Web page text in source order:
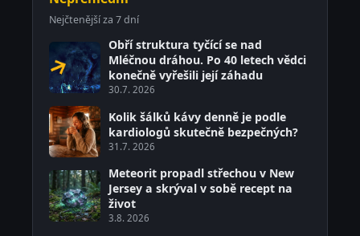
Nejčtenější za 7 dní
Obří struktura tyčící se nad
Mléčnou dráhou. Po 40 letech vědci
konečně vyřešili její záhadu
30.7. 2026
Kolik šálků kávy denně je podle
kardiologů skutečně bezpečných?
31.7. 2026
Meteorit propadl střechou v New
Jersey a skrýval v sobě recept na
život
3.8. 2026